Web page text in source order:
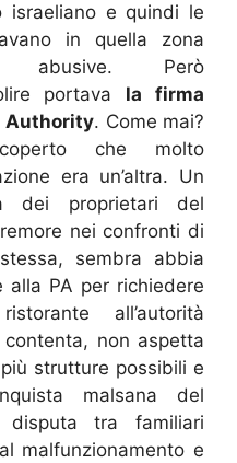
israeliano e quindi le
in quella zona
abusive. Però
portava la firma
Authority. Come mai?
che molto
era un’altra. Un
dei proprietari del
nei confronti di
sembra abbia
alla PA per richiedere
all’autorità
non aspetta
strutture possibili e
malsana del
disputa tra familiari
malfunzionamento e